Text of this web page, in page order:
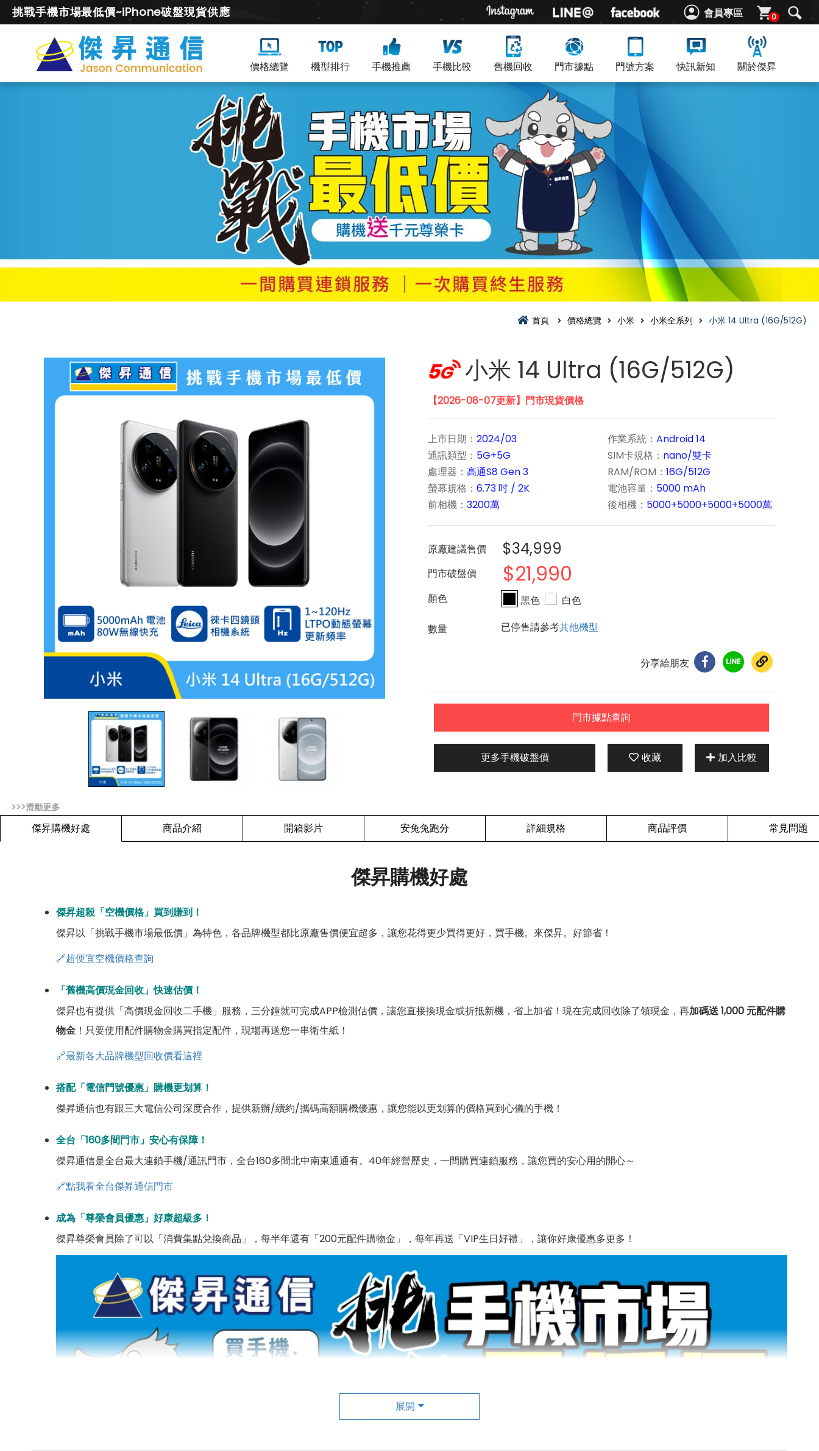
會員專區 0
挑戰手機市場最低價~iPhone破盤現貨供應
價格總覽 機型排行 手機推薦 手機比較 舊機回收 門市據點 門號方案 快訊新知 關於傑昇
首頁 價格總覽 小米 小米全系列 小米 14 Ultra (16G/512G)
小米 14 Ultra (16G/512G)
【2026-08-07更新】門市現貨價格
上市日期： 2024/03 作業系統： Android 14
通訊類型： 5G+5G SIM卡規格： nano/雙卡
處理器： 高通S8 Gen 3 RAM/ROM： 16G/512G
螢幕規格： 6.73 吋 / 2K 電池容量： 5000 mAh
前相機： 3200萬 後相機： 5000+5000+5000+5000萬
原廠建議售價 $34,999
門市破盤價 $21,990
黑色
白色
已停售請參考其他機型
分享給朋友
門市據點查詢
更多手機破盤價 收藏 加入比較
傑昇購機好處 商品介紹 開箱影片 安兔兔跑分 詳細規格 商品評價 常見問題
傑昇購機好處
傑昇超殺「空機價格」買到賺到！
傑昇以「挑戰手機市場最低價」為特色，各品牌機型都比原廠售價便宜超多，讓您花得更少買得更好，買手機。來傑昇。好節省！
🔗超便宜空機價格查詢
「舊機高價現金回收」快速估價！
傑昇也有提供「高價現金回收二手機」服務，三分鐘就可完成APP檢測估價，讓您直接換現金或折抵新機，省上加省！現在完成回收除了領現金，再加碼送 1,000 元配件購
物金 ！只要使用配件購物金購買指定配件，現場再送您一串衛生紙！
🔗最新各大品牌機型回收價看這裡
搭配「電信門號優惠」購機更划算！
傑昇通信也有跟三大電信公司深度合作，提供新辦/續約/攜碼高額購機優惠，讓您能以更划算的價格買到心儀的手機！
全台「160多間門市」安心有保障！
傑昇通信是全台最大連鎖手機/通訊門市，全台160多間北中南東通通有。40年經營歷史，一間購買連鎖服務，讓您買的安心用的開心～
🔗點我看全台傑昇通信門市
成為「尊榮會員優惠」好康超級多！
傑昇尊榮會員除了可以「消費集點兌換商品」，每半年還有「200元配件購物金」，每年再送「VIP生日好禮」，讓你好康優惠多更多！
展開